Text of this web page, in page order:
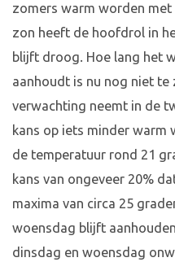
zomers warm worden met
zon heeft de hoofdrol in
blijft droog. Hoe lang het
aanhoudt is nu nog niet te
verwachting neemt in de
kans op iets minder warm
de temperatuur rond 21
kans van ongeveer 20%
maxima van circa 25
woensdag blijft
dinsdag en woensdag